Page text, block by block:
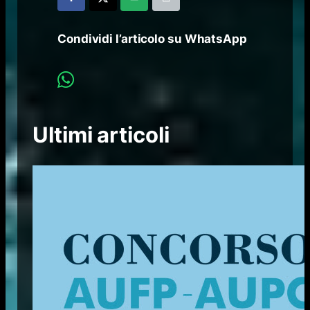
Condividi l’articolo su WhatsApp
Ultimi articoli